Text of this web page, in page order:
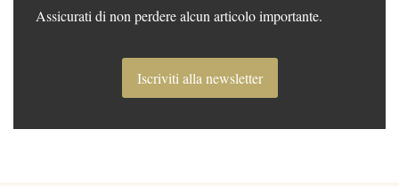
Assicurati di non perdere alcun articolo importante.
Iscriviti alla newsletter